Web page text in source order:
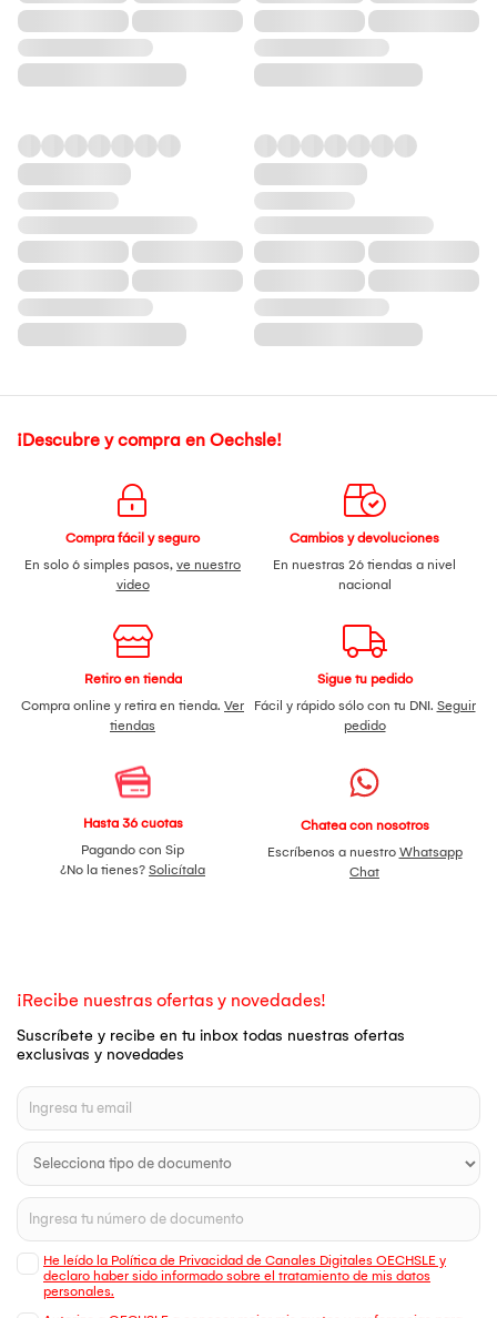
¡Descubre y compra en Oechsle!
Compra fácil y seguro
En solo 6 simples pasos, ve nuestro
video
Cambios y devoluciones
En nuestras 26 tiendas a nivel
nacional
Retiro en tienda
Compra online y retira en tienda. Ver
tiendas
Sigue tu pedido
Fácil y rápido sólo con tu DNI. Seguir
pedido
Hasta 36 cuotas
Pagando con Sip
¿No la tienes? Solicítala
Chatea con nosotros
Escríbenos a nuestro Whatsapp
Chat
¡Recibe nuestras ofertas y novedades!
Suscríbete y recibe en tu inbox todas nuestras ofertas
exclusivas y novedades
He leído la Política de Privacidad de Canales Digitales OECHSLE y
declaro haber sido informado sobre el tratamiento de mis datos
personales.